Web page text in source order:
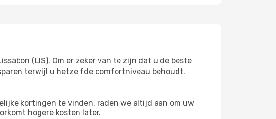
(LIS). Om er zeker van te zijn dat u de beste
terwijl u hetzelfde comfortniveau behoudt.
kortingen te vinden, raden we altijd aan om uw
hogere kosten later.